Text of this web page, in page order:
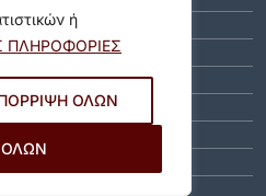
ή
ΠΛΗΡΟΦΟΡΙΕΣ
ΟΛΩΝ